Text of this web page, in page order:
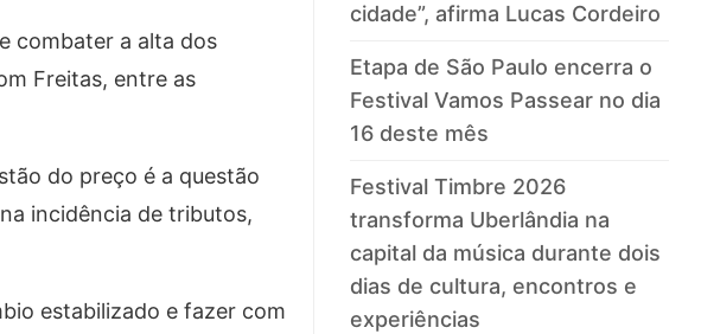
combater a alta dos
Freitas, entre as
do preço é a questão
incidência de tributos,
estabilizado e fazer com
cidade”, afirma Lucas Cordeiro
Etapa de São Paulo encerra o
Festival Vamos Passear no dia
16 deste mês
Festival Timbre 2026
transforma Uberlândia na
capital da música durante dois
dias de cultura, encontros e
experiências